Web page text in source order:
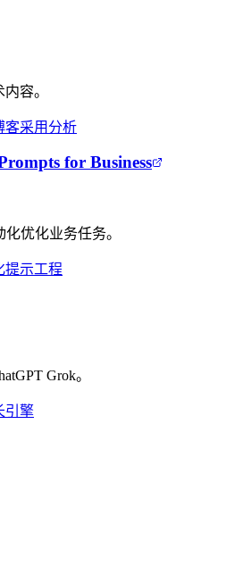
容。
客采用分析
for Business
化优化业务任务。
提示工程
Grok。
引擎